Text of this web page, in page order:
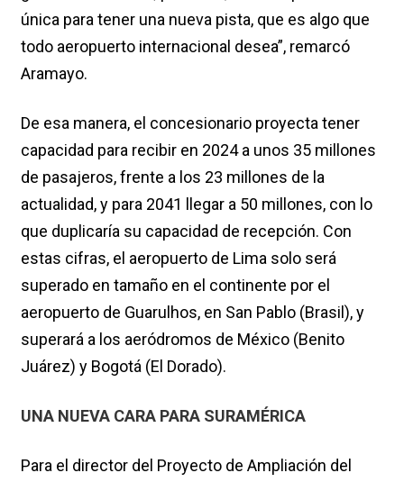
única para tener una nueva pista, que es algo que
todo aeropuerto internacional desea”, remarcó
Aramayo.
De esa manera, el concesionario proyecta tener
capacidad para recibir en 2024 a unos 35 millones
de pasajeros, frente a los 23 millones de la
actualidad, y para 2041 llegar a 50 millones, con lo
que duplicaría su capacidad de recepción. Con
estas cifras, el aeropuerto de Lima solo será
superado en tamaño en el continente por el
aeropuerto de Guarulhos, en San Pablo (Brasil), y
superará a los aeródromos de México (Benito
Juárez) y Bogotá (El Dorado).
UNA NUEVA CARA PARA SURAMÉRICA
Para el director del Proyecto de Ampliación del